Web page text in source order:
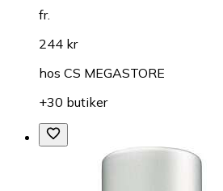
fr.
244 kr
hos CS MEGASTORE
+30 butiker